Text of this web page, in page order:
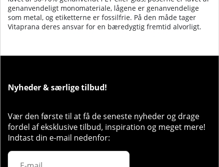
genanvendeligt monomateriale, lågene er genanvendelige
som metal, og etiketterne er fossilfrie. På den måde tager
Vitaprana deres ansvar for en bæredygtig fremtid alvorligt.
Nyheder & særlige tilbud!
Vær den første til at få de seneste nyheder og drage
fordel af eksklusive tilbud, inspiration og meget mere!
Indtast din e-mail nedenfor: